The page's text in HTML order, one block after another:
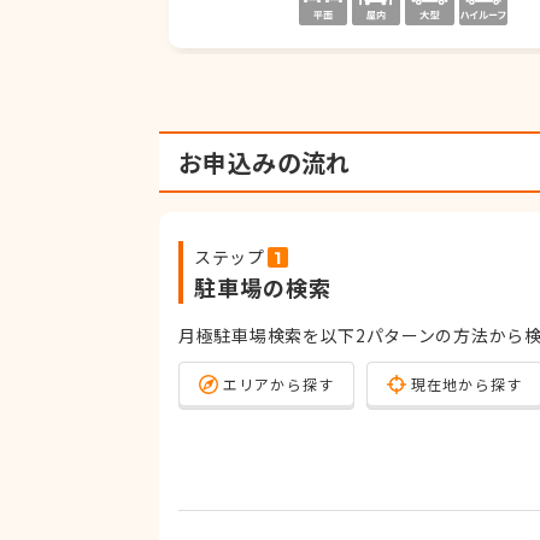
お申込みの流れ
ステップ
駐車場の検索
月極駐車場検索を以下2パターンの方法から
エリアから探す 現在地から探す